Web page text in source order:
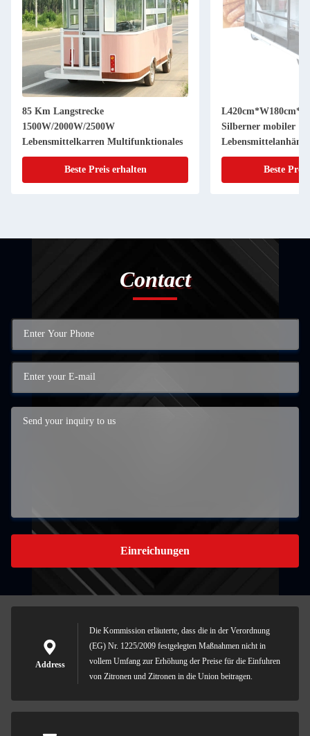
85 Km Langstrecke
1500W/2000W/2500W
Lebensmittelkarren Multifunktionales
Beste Preis erhalten
Silberner mobiler
Beste
Contact
Einreichungen
Address
Die Kommission erläuterte, dass die in der Verordnung
(EG) Nr. 1225/2009 festgelegten Maßnahmen nicht in
vollem Umfang zur Erhöhung der Preise für die Einfuhren
von Zitronen und Zitronen in die Union beitragen.